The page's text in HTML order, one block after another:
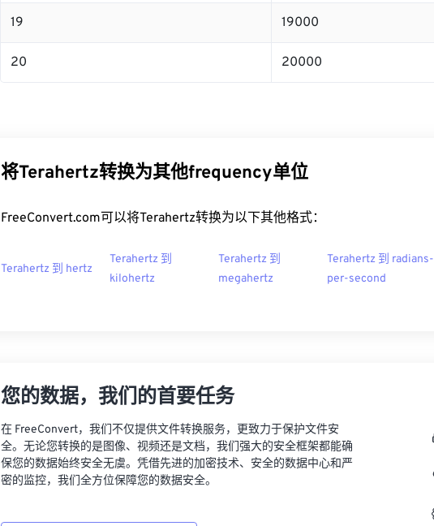
19 19000
20 20000
将Terahertz转换为其他frequency单位
FreeConvert.com可以将Terahertz转换为以下其他格式：
Terahertz 到 hertz
Terahertz 到
kilohertz
Terahertz 到
megahertz
Terahertz 到 radians-
per-second
您的数据，我们的首要任务
在 FreeConvert，我们不仅提供文件转换服务，更致力于保护文件安
全。无论您转换的是图像、视频还是文档，我们强大的安全框架都能确
保您的数据始终安全无虞。凭借先进的加密技术、安全的数据中心和严
密的监控，我们全方位保障您的数据安全。